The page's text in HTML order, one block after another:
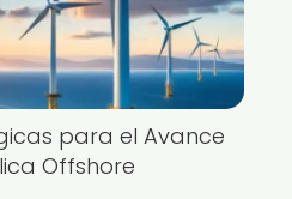
para el Avance
Offshore